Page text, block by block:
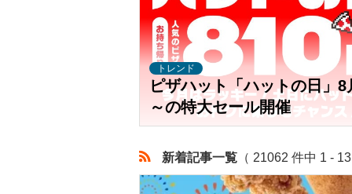
トレンド
ピザハット「ハットの日」
～の特大セール開催
新着記事一覧 （ 21062 件中 1 -